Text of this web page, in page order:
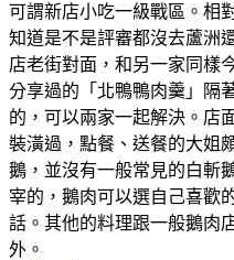
可謂新店小吃一級戰區。相
知道是不是評審都沒去蘆洲
店老街對面，和另一家同樣
分享過的「北鴨鴨肉羹」隔
的，可以兩家一起解決。店
裝潢過，點餐、送餐的大姐
鵝，並沒有一般常見的白斬
宰的，鵝肉可以選自己喜歡
話。其他的料理跟一般鵝肉
外。